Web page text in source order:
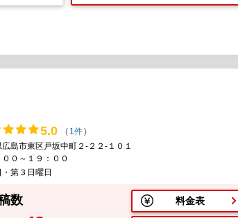
5.0 ( 1件)
広島市東区戸坂中町２-２２-１０１
００～１９：００
第３日曜日
数 料金表